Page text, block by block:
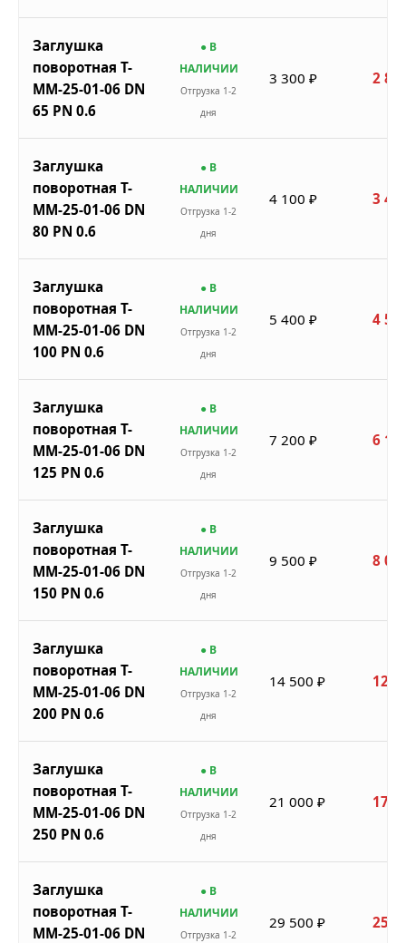
Заглушка
поворотная Т-
ММ-25-01-06 DN
65 PN 0.6
● В
НАЛИЧИИ
Отгрузка 1-2
дня
3 300 ₽ 2
Заглушка
поворотная Т-
ММ-25-01-06 DN
80 PN 0.6
● В
НАЛИЧИИ
Отгрузка 1-2
дня
4 100 ₽ 3
Заглушка
поворотная Т-
ММ-25-01-06 DN
100 PN 0.6
● В
НАЛИЧИИ
Отгрузка 1-2
дня
5 400 ₽ 4
Заглушка
поворотная Т-
ММ-25-01-06 DN
125 PN 0.6
● В
НАЛИЧИИ
Отгрузка 1-2
дня
7 200 ₽ 6
Заглушка
поворотная Т-
ММ-25-01-06 DN
150 PN 0.6
● В
НАЛИЧИИ
Отгрузка 1-2
дня
9 500 ₽ 8
Заглушка
поворотная Т-
ММ-25-01-06 DN
200 PN 0.6
● В
НАЛИЧИИ
Отгрузка 1-2
дня
14 500 ₽ 12
Заглушка
поворотная Т-
ММ-25-01-06 DN
250 PN 0.6
● В
НАЛИЧИИ
Отгрузка 1-2
дня
21 000 ₽ 17
Заглушка
поворотная Т-
ММ-25-01-06 DN
● В
НАЛИЧИИ
Отгрузка 1-2
29 500 ₽ 25